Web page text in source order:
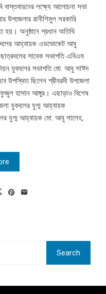
বাস্তবায়নের লক্ষ্যে আলোচনা সভা
উপজেলার রানীশিমুল সরকারি
হয়। অনুষ্ঠানে প্রধান অতিথি
আহ্বায়ক এডভোকেট আবু
সাবেক সভাপতি এবিএম
যুবদলের সভাপতি মো. আবু সাঈদ
উপস্থিত ছিলেন শ্রীবরদী উপজেলা
হাসান আঙ্গুর। এছাড়াও বিশেষ
যুবদলের যুগ্ম আহ্বায়ক
যুগ্ম আহ্বায়ক মো. আবু সালেহ,
Search